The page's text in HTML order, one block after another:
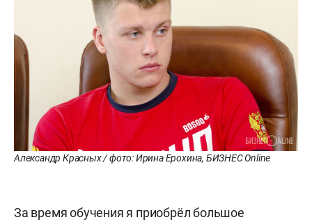
Александр Красных / фото: Ирина Ерохина, БИЗНЕС Online
За время обучения я приобрёл большое